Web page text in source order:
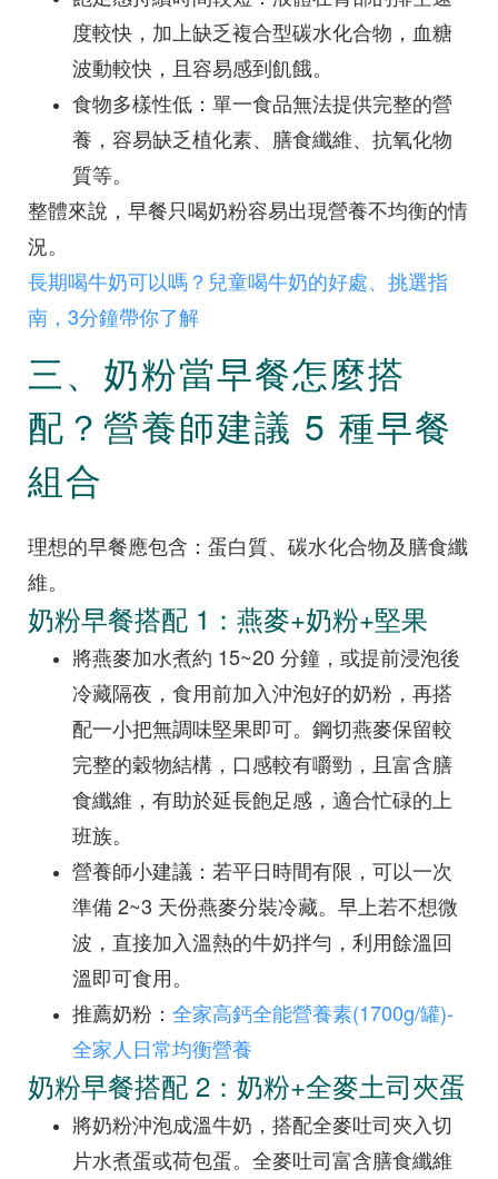
度較快，加上缺乏複合型碳水化合物，血糖
波動較快，且容易感到飢餓。
食物多樣性低：單一食品無法提供完整的營
養，容易缺乏植化素、膳食纖維、抗氧化物
質等。
整體來說，早餐只喝奶粉容易出現營養不均衡的情
況。
長期喝牛奶可以嗎？兒童喝牛奶的好處、挑選指
南，3分鐘帶你了解
三、奶粉當早餐怎麼搭
配？營養師建議 5 種早餐
組合
理想的早餐應包含：蛋白質、碳水化合物及膳食纖
維。
奶粉早餐搭配 1：燕麥+奶粉+堅果
將燕麥加水煮約 15~20 分鐘，或提前浸泡後
冷藏隔夜，食用前加入沖泡好的奶粉，再搭
配一小把無調味堅果即可。鋼切燕麥保留較
完整的穀物結構，口感較有嚼勁，且富含膳
食纖維，有助於延長飽足感，適合忙碌的上
班族。
營養師小建議：若平日時間有限，可以一次
準備 2~3 天份燕麥分裝冷藏。早上若不想微
波，直接加入溫熱的牛奶拌勻，利用餘溫回
溫即可食用。
推薦奶粉： 全家高鈣全能營養素(1700g/罐)-
全家人日常均衡營養
奶粉早餐搭配 2：奶粉+全麥土司夾蛋
將奶粉沖泡成溫牛奶，搭配全麥吐司夾入切
片水煮蛋或荷包蛋。全麥吐司富含膳食纖維